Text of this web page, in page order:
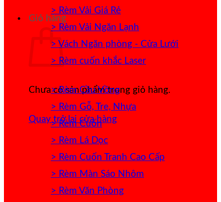
Giỏ hàng
Chưa có sản phẩm trong giỏ hàng.
Quay trở lại cửa hàng
> Rèm Vải Giá Rẻ
> Rèm Vải Ngăn Lạnh
> Vách Ngăn phòng - Cửa Lưới
> Rèm cuốn khắc Laser
> Rèm Cầu Vồng
> Rèm Gỗ, Tre, Nhựa
> Rèm Cuốn
> Rèm Lá Dọc
> Rèm Cuốn Tranh Cao Cấp
> Rèm Màn Sáo Nhôm
> Rèm Văn Phòng